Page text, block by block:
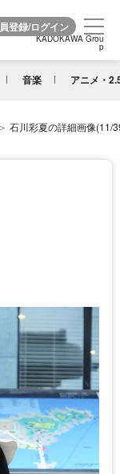
KADOKAWA Grou
p
音楽 アニメ・
KADOKAWA Grou
p
石川彩夏の詳細画像(11/